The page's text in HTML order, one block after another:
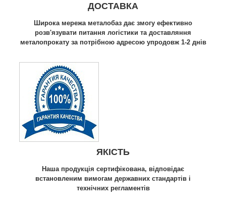
ДОСТАВКА
Широка мережа металобаз дає змогу ефективно
розв'язувати питання логістики та доставляння
металопрокату за потрібною адресою упродовж 1-2 днів
ЯКІСТЬ
Наша продукція сертифікована, відповідає
встановленим вимогам державних стандартів і
технічних регламентів